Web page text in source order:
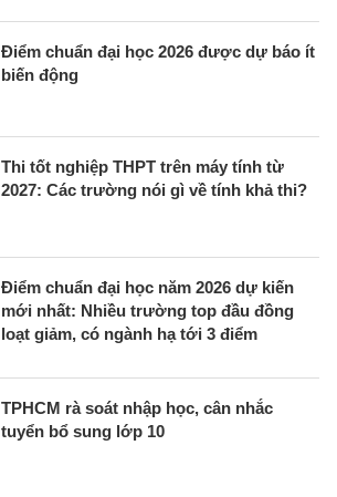
Điểm chuẩn đại học 2026 được dự báo ít
biến động
Thi tốt nghiệp THPT trên máy tính từ
2027: Các trường nói gì về tính khả thi?
Điểm chuẩn đại học năm 2026 dự kiến
mới nhất: Nhiều trường top đầu đồng
loạt giảm, có ngành hạ tới 3 điểm
TPHCM rà soát nhập học, cân nhắc
tuyển bổ sung lớp 10